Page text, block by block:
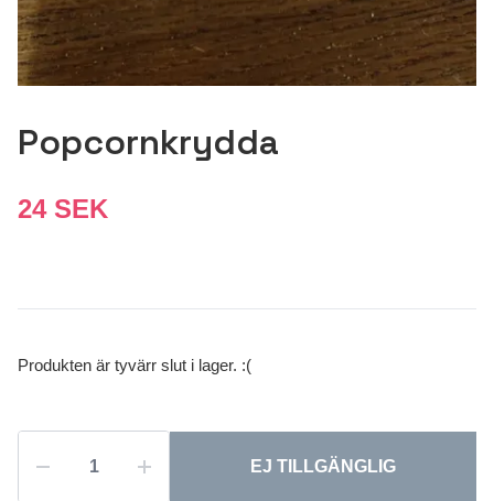
Popcornkrydda
24 SEK
Produkten är tyvärr slut i lager. :(
EJ TILLGÄNGLIG